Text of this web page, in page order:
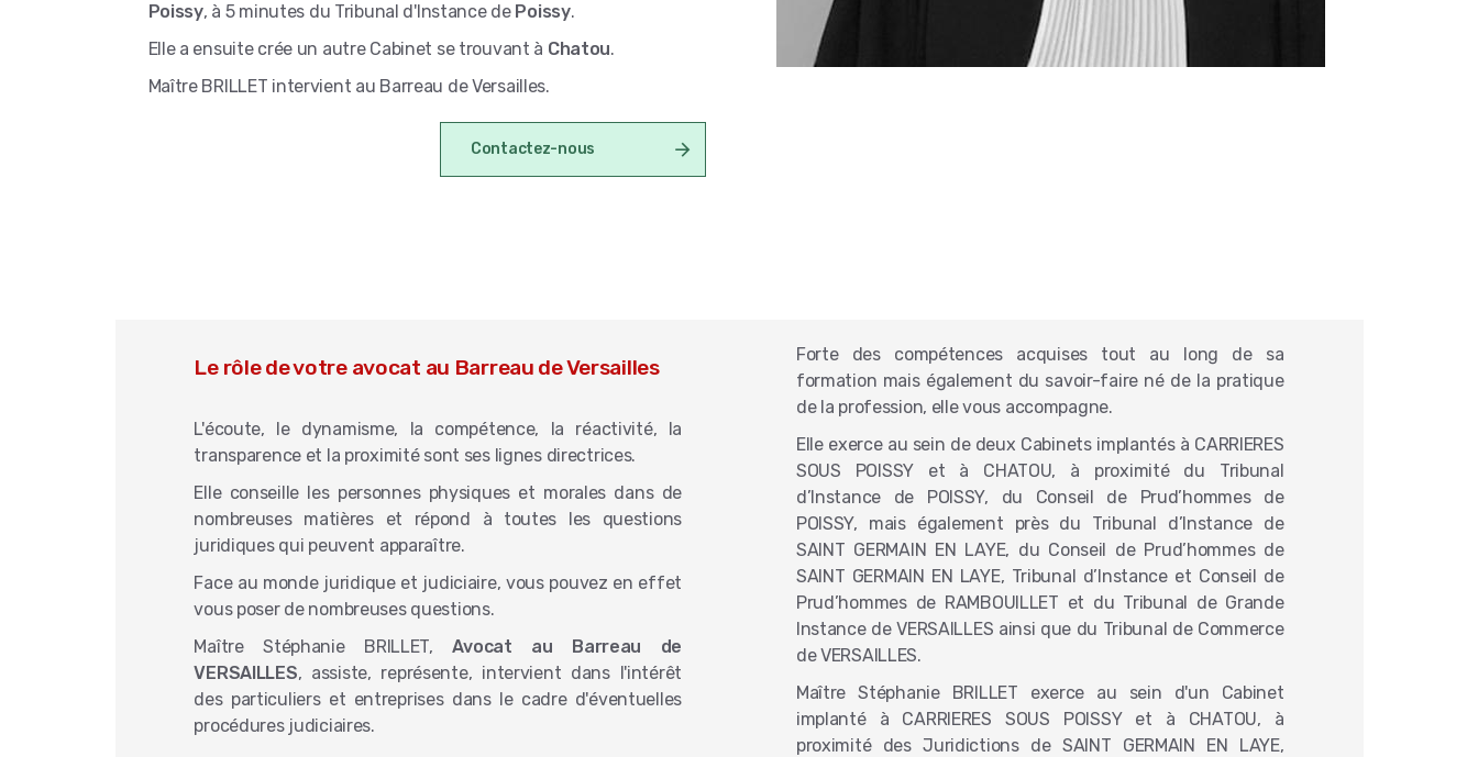
Poissy, à 5 minutes du Tribunal d'Instance de Poissy.
Elle a ensuite crée un autre Cabinet se trouvant à Chatou.
Maître BRILLET intervient au Barreau de Versailles.
Contactez-nous
Le rôle de votre avocat au Barreau de Versailles
L'écoute, le dynamisme, la compétence, la réactivité, la
transparence et la proximité sont ses lignes directrices.
Elle conseille les personnes physiques et morales dans de
nombreuses matières et répond à toutes les questions
juridiques qui peuvent apparaître.
Face au monde juridique et judiciaire, vous pouvez en effet
vous poser de nombreuses questions.
Maître Stéphanie BRILLET,Avocat au Barreau de
VERSAILLES, assiste, représente, intervient dans l'intérêt
des particuliers et entreprises dans le cadre d'éventuelles
procédures judiciaires.
Forte des compétences acquises tout au long de sa
formation mais également du savoir-faire né de la pratique
de la profession, elle vous accompagne.
Elle exerce au sein de deux Cabinets implantés à CARRIERES
SOUS POISSY et à CHATOU, à proximité du Tribunal
d’Instance de POISSY, du Conseil de Prud’hommes de
POISSY, mais également près du Tribunal d’Instance de
SAINT GERMAIN EN LAYE, du Conseil de Prud’hommes de
SAINT GERMAIN EN LAYE, Tribunal d’Instance et Conseil de
Prud’hommes de RAMBOUILLET et du Tribunal de Grande
Instance de VERSAILLES ainsi que du Tribunal de Commerce
de VERSAILLES.
Maître Stéphanie BRILLET exerce au sein d'un Cabinet
implanté à CARRIERES SOUS POISSY et à CHATOU, à
proximité des Juridictions de SAINT GERMAIN EN LAYE,